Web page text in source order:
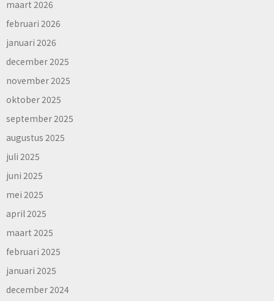
maart 2026
februari 2026
januari 2026
december 2025
november 2025
oktober 2025
september 2025
augustus 2025
juli 2025
juni 2025
mei 2025
april 2025
maart 2025
februari 2025
januari 2025
december 2024